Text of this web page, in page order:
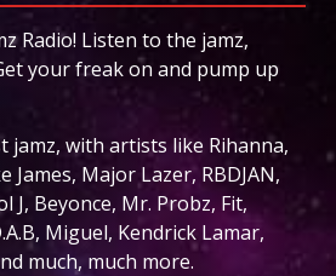
Radio! Listen to the jamz,
your freak on and pump up
jamz, with artists like Rihanna,
James, Major Lazer, RBDJAN,
J, Beyonce, Mr. Probz, Fit,
Miguel, Kendrick Lamar,
much, much more.